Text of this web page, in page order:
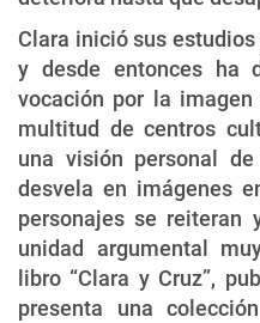
Clara inició sus
y desde entonces ha
vocación por la
multitud de centros
una visión personal
desvela en imágenes
personajes se reiteran
unidad argumental
libro “Clara y Cruz”,
presenta una